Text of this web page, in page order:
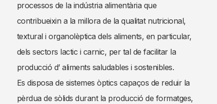
processos de la indústria alimentària que
contribueixin a la millora de la qualitat nutricional,
textural i organolèptica dels aliments, en particular,
dels sectors lactic i carnic, per tal de facilitar la
producció d’ aliments saludables i sostenibles.
Es disposa de sistemes òptics capaços de reduir la
pèrdua de sòlids durant la producció de formatges,